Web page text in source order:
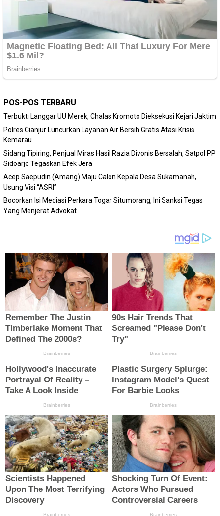
POS-POS TERBARU
Terbukti Langgar UU Merek, Chalas Kromoto Dieksekusi Kejari Jaktim
Polres Cianjur Luncurkan Layanan Air Bersih Gratis Atasi Krisis
Kemarau
Sidang Tipiring, Penjual Miras Hasil Razia Divonis Bersalah, Satpol PP
Sidoarjo Tegaskan Efek Jera
Acep Saepudin (Amang) Maju Calon Kepala Desa Sukamanah,
Usung Visi “ASRI”
Bocorkan Isi Mediasi Perkara Togar Situmorang, Ini Sanksi Tegas
Yang Menjerat Advokat